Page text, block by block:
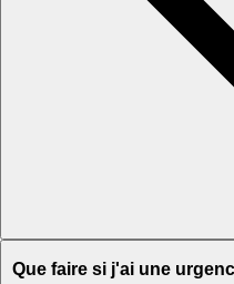
Que faire si j'ai une